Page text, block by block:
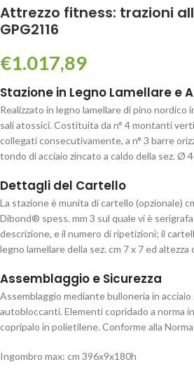
Attrezzo fitness: trazioni
GPG2116
€1.017,89
Stazione in Legno Lamellare e
Realizzato in legno lamellare di pino nordico
sali atossici. Costituita da n° 4 montanti
collegati consecutivamente, a n° 3 barre
tondo di acciaio zincato a caldo della sez. Ø 4
Dettagli del Cartello
La stazione è munita di cartello (opzionale)
Dibond® spess. mm 3 sul quale vi è
descrizione, e il numero di ripetizioni; il
legno lamellare della sez. cm 7 x 7 ed
Assemblaggio e Sicurezza
Assemblaggio mediante bulloneria in acciaio
autobloccanti. Elementi copridado a norma
copripalo in polietilene. Conforme alla
Ingombro max: cm 396x9x180h